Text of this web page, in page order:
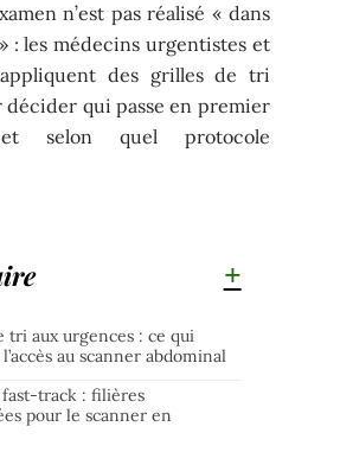
n’est pas réalisé « dans
: les médecins urgentistes et
des grilles de tri
qui passe en premier
selon quel protocole
tri aux urgences : ce qui
au scanner abdominal
fast-track : filières
pour le scanner en